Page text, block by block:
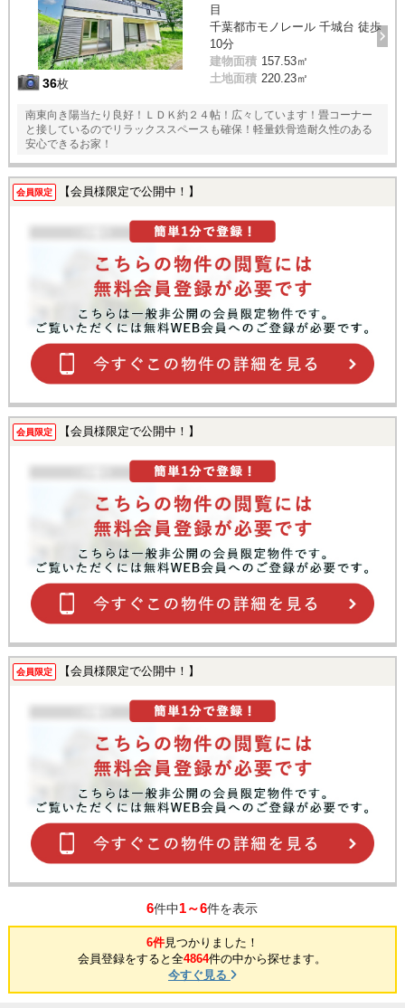
36枚
目
千葉都市モノレール 千城台 徒歩
10分
建物面積 157.53㎡
土地面積 220.23㎡
南東向き陽当たり良好！ＬＤＫ約２４帖！広々しています！畳コーナー
と接しているのでリラックススペースも確保！軽量鉄骨造耐久性のある
安心できるお家！
会員限定 【会員様限定で公開中！】
会員限定 【会員様限定で公開中！】
会員限定 【会員様限定で公開中！】
6件中1～6件を表示
6件見つかりました！
会員登録をすると全4864件の中から探せます。
今すぐ見る